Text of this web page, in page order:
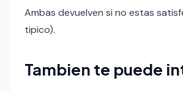
Ambas devuelven si no estas
tipico).
Tambien te puede